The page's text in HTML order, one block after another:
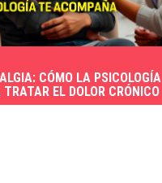
CÓMO LA PSICOLOGÍA
TRATAR EL DOLOR CRÓNICO